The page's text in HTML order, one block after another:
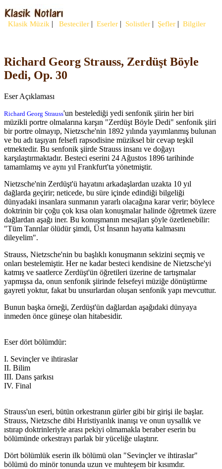
Klasik Müzik | Besteciler | Eserler | Solistler | Şefler | Bilgiler
Richard Georg Strauss, Zerdüşt Böyle
Dedi, Op. 30
Eser Açıklaması
Richard Georg Strauss'un bestelediği yedi senfonik şiirin her biri
müzikli portre olmalarına karşın "Zerdüşt Böyle Dedi" senfonik şiiri
bir portre olmayıp, Nietzsche'nin 1892 yılında yayımlanmış bulunan
ve bu adı taşıyan felsefi rapsodisine müziksel bir cevap teşkil
etmektedir. Bu senfonik şiirde Strauss insanı ve doğayı
karşılaştırmaktadır. Besteci eserini 24 Ağustos 1896 tarihinde
tamamlamış ve aynı yıl Frankfurt'ta yönetmiştir.
Nietzsche'nin Zerdüşt'ü hayatını arkadaşlardan uzakta 10 yıl
dağlarda geçirir; neticede, bu süre içinde edindiği bilgeliği
dünyadaki insanlara sunmanın yararlı olacağına karar verir; böylece
doktrinin bir çoğu çok kısa olan konuşmalar halinde öğretmek üzere
dağlardan aşağı iner. Bu konuşmanın mesajları şöyle özetlenebilir:
"Tüm Tanrılar ölüdür şimdi, Üst İnsanın hayatta kalmasını
dileyelim".
Strauss, Nietzsche'nin bu başlıklı konuşmanın sekizini seçmiş ve
onları bestelemiştir. Her ne kadar besteci kendisine de Nietzsche'yi
katmış ve saatlerce Zerdüşt'ün öğretileri üzerine de tartışmalar
yapmışsa da, onun senfonik şiirinde felsefeyi müziğe dönüştürme
gayreti yoktur, fakat bu unsurlardan oluşan senfonik yapı mevcuttur.
Bunun başka örneği, Zerdüşt'ün dağlardan aşağıdaki dünyaya
inmeden önce güneşe olan hitabesidir.
Eser dört bölümdür:
I. Sevinçler ve ihtiraslar
II. Bilim
III. Dans şarkısı
IV. Final
Strauss'un eseri, bütün orkestranın gürler gibi bir girişi ile başlar.
Strauss, Nietzsche dibi Hıristiyanlık inanışı ve onun uysallık ve
ıstırap doktrinleriyle arası pekiyi olmamakla beraber eserin bu
bölümünde orkestrayı parlak bir yüceliğe ulaştırır.
Dört bölümlük eserin ilk bölümü olan "Sevinçler ve ihtiraslar"
bölümü do minör tonunda uzun ve muhteşem bir kısımdır.